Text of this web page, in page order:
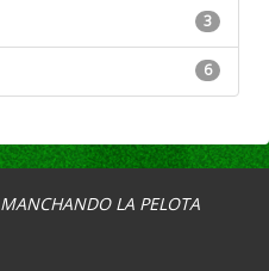
3
6
MANCHANDO LA PELOTA